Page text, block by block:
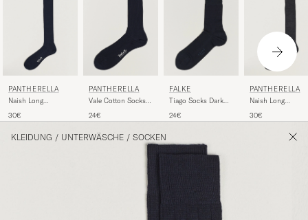
PANTHERELLA
Naish Long
Navy
30€
PANTHERELLA
Vale Cotton Socks
24€
FALKE
Tiago Socks Dark
24€
PANTHERELLA
Naish Long
Charcoal
30€
KLEIDUNG / UNTERWÄSCHE / SOCKEN